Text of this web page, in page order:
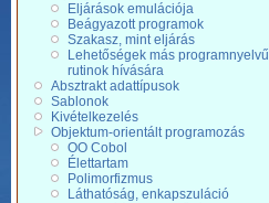
Eljárások emulációja
Beágyazott programok
Szakasz, mint eljárás
Lehetőségek más programnyelvű
rutinok hívására
Absztrakt adattípusok
Sablonok
Kivételkezelés
Objektum-orientált programozás
OO Cobol
Élettartam
Polimorfizmus
Láthatóság, enkapszuláció